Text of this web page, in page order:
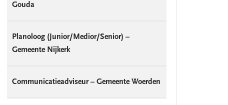
Gouda
Planoloog (Junior/Medior/Senior) –
Gemeente Nijkerk
Communicatieadviseur – Gemeente Woerden